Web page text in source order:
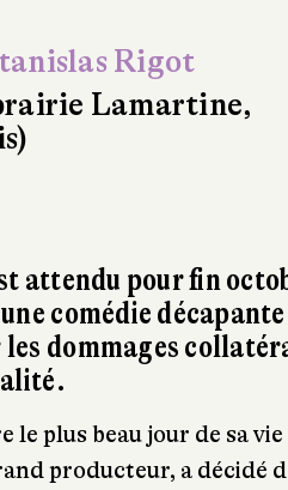
Rigot
Lamartine,
attendu pour fin
comédie
dommages
le plus beau jour de sa vie
producteur, a décidé